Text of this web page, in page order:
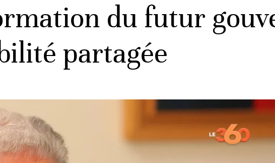
du futur
partagée